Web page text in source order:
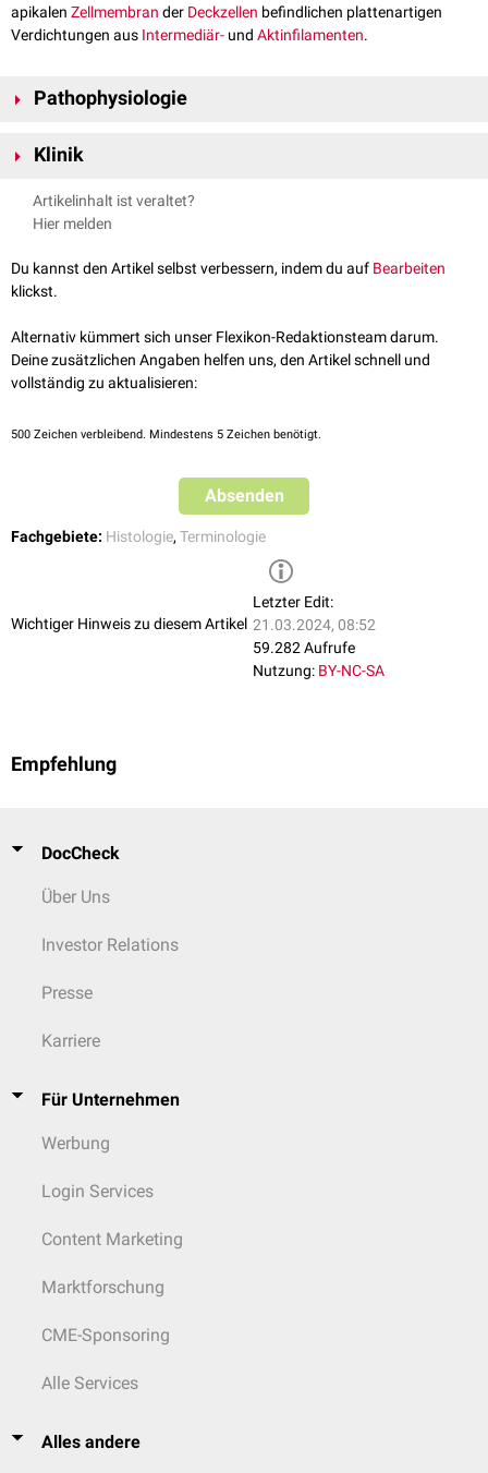
apikalen Zellmembran der Deckzellen befindlichen plattenartigen
Verdichtungen aus Intermediär- und Aktinfilamenten.
Pathophysiologie
der verletzten oder
entstehen, gehören diePusteln
Hautblutungen, bildet das eintrocknende
Klinik
Krusten sind häufig mit der Hautoberfläche zusammengebacken und
lassen sich daher nur schwierig entfernen. Will man den Hautbefund
feuchte Umschläge und Spülungen vorsichtig ablösen.
Artikelinhalt ist veraltet?
Hier melden
Du kannst den Artikel selbst verbessern, indem du auf Bearbeiten
klickst.
Alternativ kümmert sich unser Flexikon-Redaktionsteam darum.
Deine zusätzlichen Angaben helfen uns, den Artikel schnell und
vollständig zu aktualisieren:
500 Zeichen verbleibend. Mindestens 5 Zeichen benötigt.
Absenden
Fachgebiete: Histologie, Terminologie
Wichtiger Hinweis zu diesem Artikel
Letzter Edit:
21.03.2024, 08:52
59.282 Aufrufe
Nutzung: BY-NC-SA
Empfehlung
DocCheck
Über Uns
Investor Relations
Presse
Karriere
Für Unternehmen
Werbung
Login Services
Content Marketing
Marktforschung
CME-Sponsoring
Alle Services
Alles andere